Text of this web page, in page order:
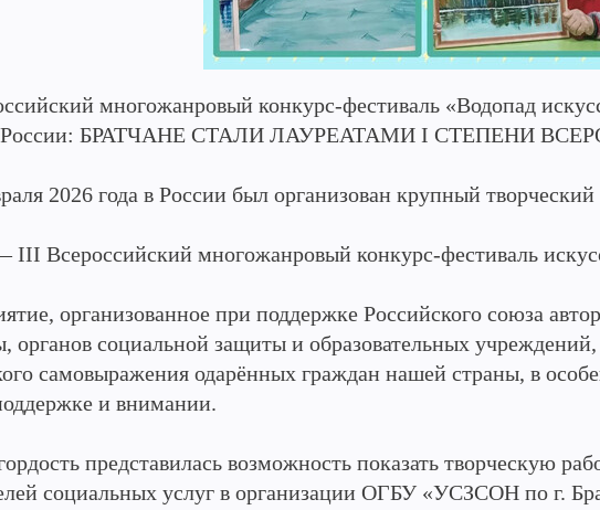
многожанровый конкурс-фестиваль «Водопад
России: БРАТЧАНЕ СТАЛИ ЛАУРЕАТАМИ I СТЕПЕНИ
2026 года в России был организован крупный творческий
III Всероссийский многожанровый конкурс-фестиваль
организованное при поддержке Российского союза
органов социальной защиты и образовательных
самовыражения одарённых граждан нашей страны, в
и внимании.
представилась возможность показать творческую
социальных услуг в организации ОГБУ «УСЗСОН по г.